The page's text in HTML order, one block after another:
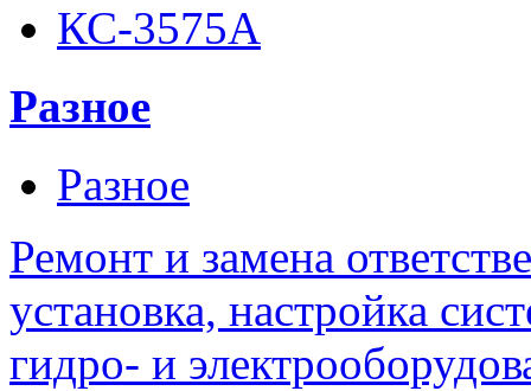
КС-3575А
Разное
Разное
Ремонт и замена
установка, настройка
гидро- и